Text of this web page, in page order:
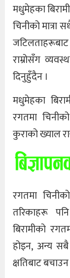
मधुमेहका
चिनीको मात्रा
राम्रोसँग
दिनुहुँदैन ।
मधुमेहका
रगतमा
कुराको ख्याल
रगतमा
तरिकाहरू
बिरामीको
होइन, अन्य
क्षतिबाट